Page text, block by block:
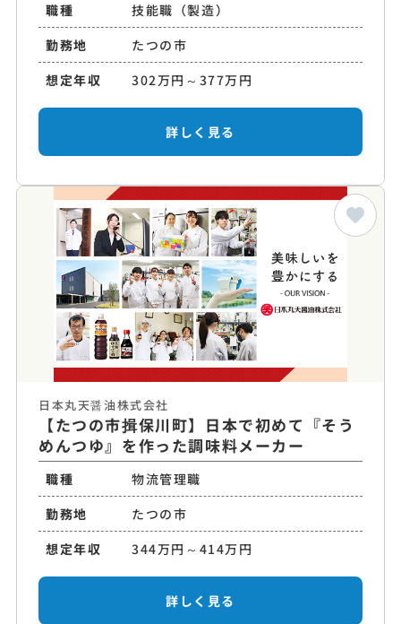
職種
技能職（製造）
勤務地
たつの市
想定年収
302万円～377万円
詳しく見る
日本丸天醤油株式会社
【たつの市揖保川町】日本で初めて『そう
めんつゆ』を作った調味料メーカー
職種
物流管理職
勤務地
たつの市
想定年収
344万円～414万円
詳しく見る